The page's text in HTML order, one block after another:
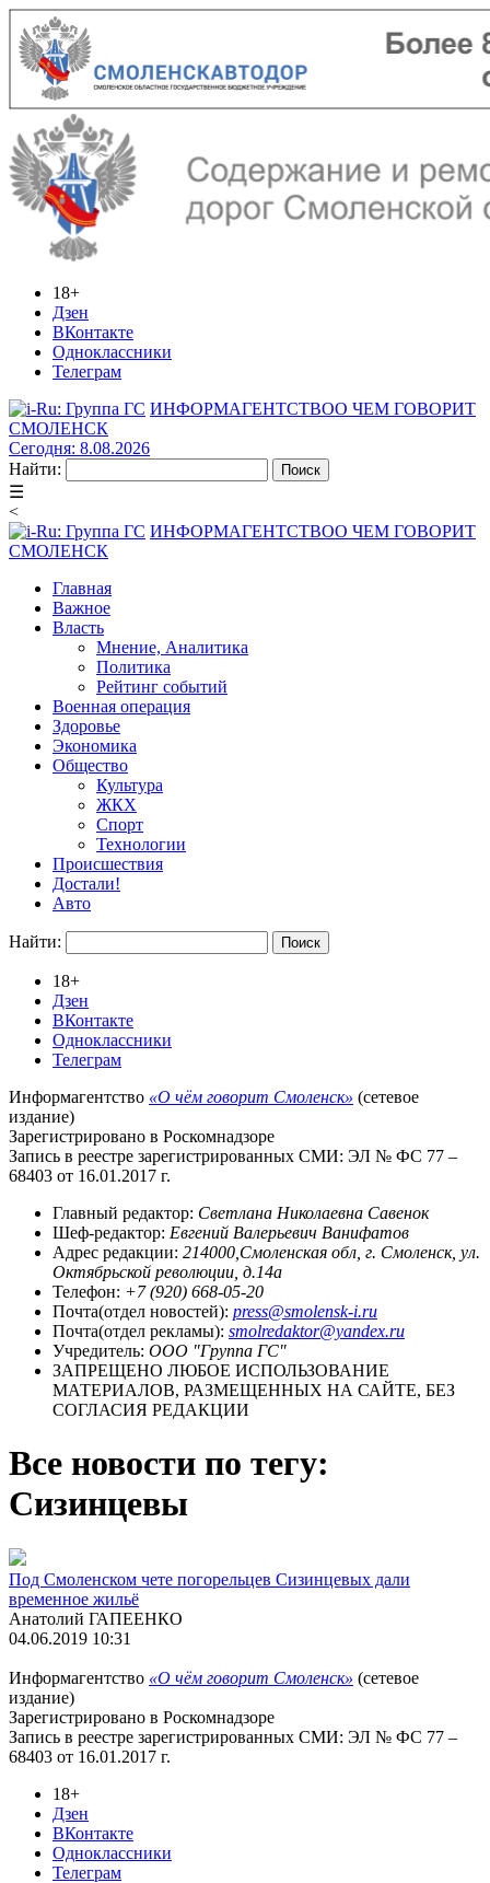
18+
Дзен
ВКонтакте
Одноклассники
Телеграм
ИНФОРМАГЕНТСТВОО ЧЕМ ГОВОРИТ
СМОЛЕНСК
Сегодня: 8.08.2026
Найти:
☰
<
ИНФОРМАГЕНТСТВОО ЧЕМ ГОВОРИТ
СМОЛЕНСК
Главная
Важное
Власть
Мнение, Аналитика
Политика
Рейтинг событий
Военная операция
Здоровье
Экономика
Общество
Культура
ЖКХ
Спорт
Технологии
Происшествия
Достали!
Авто
Найти:
18+
Дзен
ВКонтакте
Одноклассники
Телеграм
Информагентство «О чём говорит Смоленск» (сетевое
издание)
Зарегистрировано в Роскомнадзоре
Запись в реестре зарегистрированных СМИ: ЭЛ № ФС 77 –
68403 от 16.01.2017 г.
Главный редактор: Светлана Николаевна Савенок
Шеф-редактор: Евгений Валерьевич Ванифатов
Адрес редакции: 214000,Смоленская обл, г. Смоленск, ул.
Октябрьской революции, д.14а
Телефон: +7 (920) 668-05-20
Почта(отдел новостей): press@smolensk-i.ru
Почта(отдел рекламы): smolredaktor@yandex.ru
Учредитель: ООО "Группа ГС"
ЗАПРЕЩЕНО ЛЮБОЕ ИСПОЛЬЗОВАНИЕ
МАТЕРИАЛОВ, РАЗМЕЩЕННЫХ НА САЙТЕ, БЕЗ
СОГЛАСИЯ РЕДАКЦИИ
Все новости по тегу:
Сизинцевы
Под Смоленском чете погорельцев Сизинцевых дали
временное жильё
Анатолий ГАПЕЕНКО
04.06.2019 10:31
Информагентство «О чём говорит Смоленск» (сетевое
издание)
Зарегистрировано в Роскомнадзоре
Запись в реестре зарегистрированных СМИ: ЭЛ № ФС 77 –
68403 от 16.01.2017 г.
18+
Дзен
ВКонтакте
Одноклассники
Телеграм